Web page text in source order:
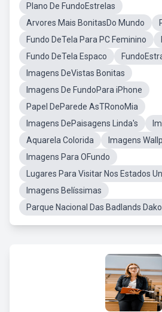
Plano De FundoEstrelas
Arvores Mais BonitasDo Mundo
Fundo DeTela Para PC Feminino
Fundo DeTela Espaco
Imagens DeVistas Bonitas
Imagens De FundoPara iPhone
Papel DeParede AsTRonoMia
Imagens DePaisagens Linda's
Aquarela Colorida
Imagens
Imagens Para OFundo
Lugares Para Visitar Nos Estados
Imagens Belíssimas
Parque Nacional Das Badlands